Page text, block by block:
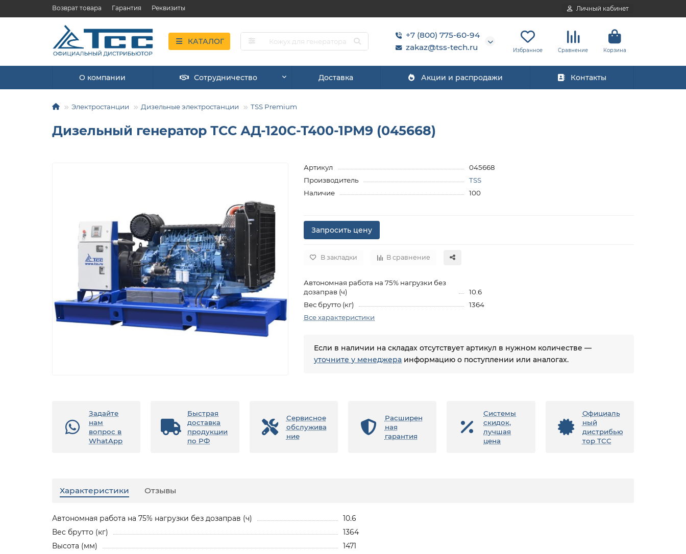
Возврат товара Гарантия Реквизиты Личный кабинет
КАТАЛОГ
+7 (800) 775-60-94
zakaz@tss-tech.ru
Избранное Сравнение Корзина
О компании Сотрудничество Доставка Акции и распродажи Контакты
Электростанции Дизельные электростанции TSS Premium
Дизельный генератор ТСС АД-120С-Т400-1РМ9 (045668)
Артикул
045668
Производитель
TSS
Наличие
100
Запросить цену
В закладки В сравнение
Автономная работа на 75% нагрузки без
дозаправ (ч)
10.6
Вес брутто (кг)
1364
Все характеристики
Если в наличии на складах отсутствует артикул в нужном количестве —
уточните у менеджера информацию о поступлении или аналогах.
Задайте
нам
вопрос в
WhatApp
Быстрая
доставка
продукции
по РФ
Сервисное
обслужива
ние
Расширен
ная
гарантия
Системы
скидок,
лучшая
цена
Официаль
ный
дистрибью
тор ТСС
Характеристики Отзывы
Автономная работа на 75% нагрузки без дозаправ (ч)
10.6
Вес брутто (кг)
1364
Высота (мм)
1471